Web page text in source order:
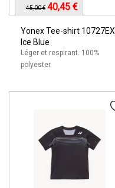
Yonex Tee-shirt 10727EX
Ice Blue
Léger et respirant. 100%
polyester.
45,00 € 40,45 €